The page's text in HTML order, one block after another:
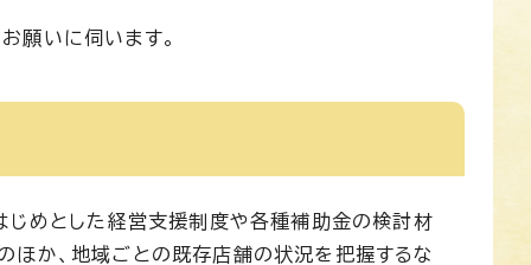
願いに伺います。
じめとした経営支援制度や各種補助金の検討材
ほか、地域ごとの既存店舗の状況を把握するな